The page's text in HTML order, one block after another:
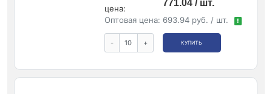
цена:
771.04 / шт.
Оптовая цена: 693.94 руб. / шт. !
- + КУПИТЬ